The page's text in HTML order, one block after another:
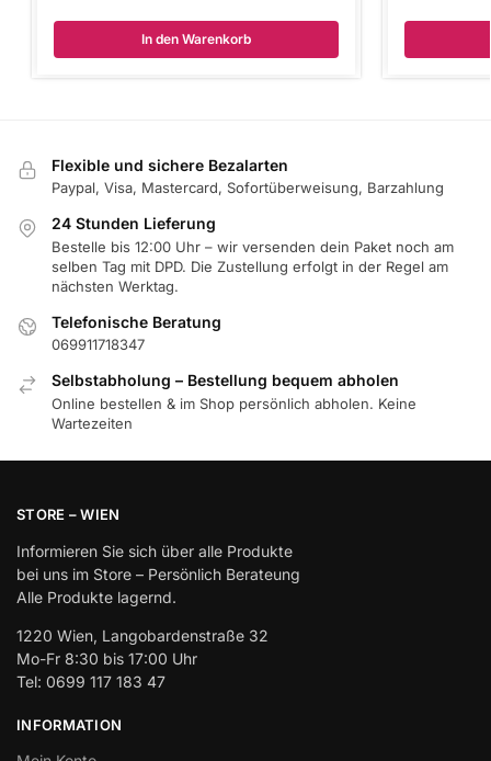
In den Warenkorb
Flexible und sichere Bezalarten
Paypal, Visa, Mastercard, Sofortüberweisung, Barzahlung
24 Stunden Lieferung
Bestelle bis 12:00 Uhr – wir versenden dein Paket noch am
selben Tag mit DPD. Die Zustellung erfolgt in der Regel am
nächsten Werktag.
Telefonische Beratung
069911718347
Selbstabholung – Bestellung bequem abholen
Online bestellen & im Shop persönlich abholen. Keine
Wartezeiten
STORE – WIEN
Informieren Sie sich über alle Produkte
bei uns im Store – Persönlich Berateung
Alle Produkte lagernd.
1220 Wien, Langobardenstraße 32
Mo-Fr 8:30 bis 17:00 Uhr
Tel: 0699 117 183 47
INFORMATION